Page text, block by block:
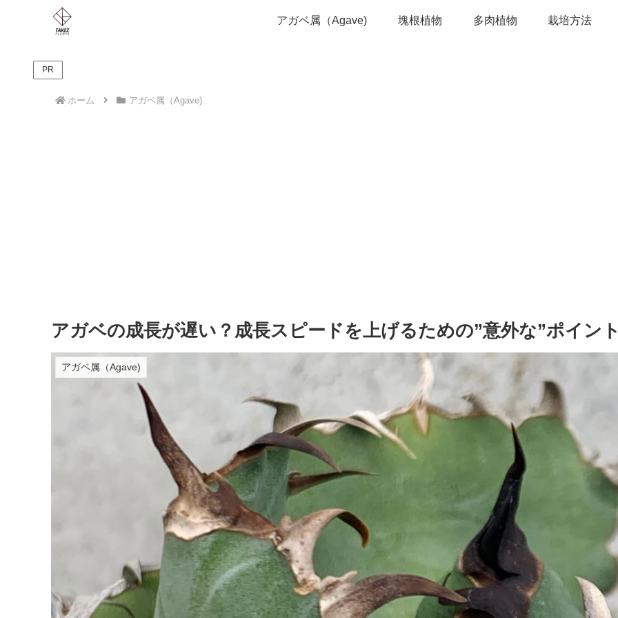
アガベ属（Agave) 塊根植物 多肉植物 栽培方法
PR
ホーム アガベ属（Agave)
アガベの成長が遅い？成長スピードを上げるための”意外な”ポイン
アガベ属（Agave)